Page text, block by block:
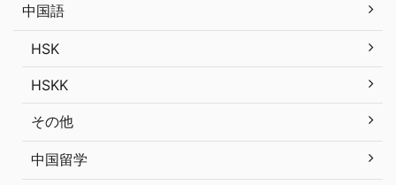
中国語
HSK
HSKK
その他
中国留学